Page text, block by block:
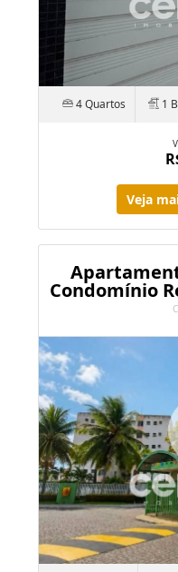
4 Quartos 1
Veja
Condomínio